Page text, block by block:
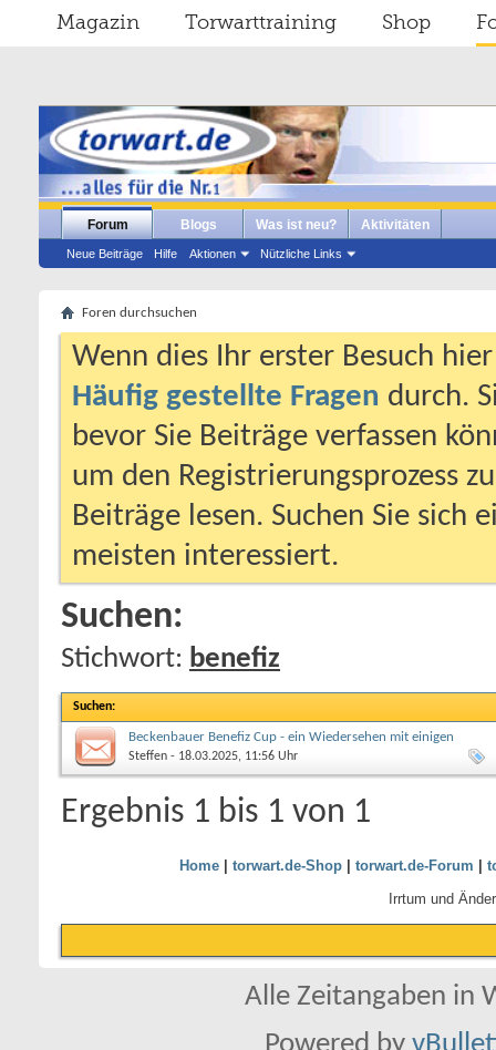
Magazin Torwarttraining Shop
Forum
Neue Beiträge Hilfe Aktionen Nützliche Links
Blogs Was ist neu? Aktivitäten
Foren durchsuchen
Wenn dies Ihr erster Besuch
Häufig gestellte Fragen durch.
bevor Sie Beiträge verfassen
um den Registrierungsprozess
Beiträge lesen. Suchen Sie sich
meisten interessiert.
Suchen:
Stichwort: benefiz
Suchen:
Beckenbauer Benefiz Cup - ein Wiedersehen mit einigen
Veteranen
Steffen - 18.03.2025, 11:56 Uhr
Ergebnis 1 bis 1 von 1
Home| torwart.de-Shop| torwart.de-Forum
Irrtum und
Alle Zeitangaben in